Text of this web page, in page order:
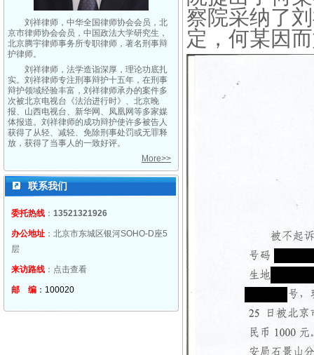
刘祥律师，中华全国律师协会会员，北
京市律师协会会员，中国政法大学研究生，
北京腾宇律师事务所专职律师，著名刑事辩
护律师。
刘祥律师，法学造诣深厚，理论功底扎
实。刘祥律师专注刑事辩护十五年，在刑事
辩护领域经验丰富，刘祥律师承办的案件多
次被北京电视台《法治进行时》、北京晚
报、山西电视台、新华网、凤凰网等多家媒
体报道。刘祥律师的成功辩护使许多被告人
获得了从轻、减轻、免除刑事处罚或无罪释
放，获得了当事人的一致好评。
More>>
联系我们
委托热线 ： 13521321926
办公地址 ：北京市东城区银河SOHO-D座5
层
来访路线 ： 点击查看
邮 编 ：100020
察院采纳了
定，何某因